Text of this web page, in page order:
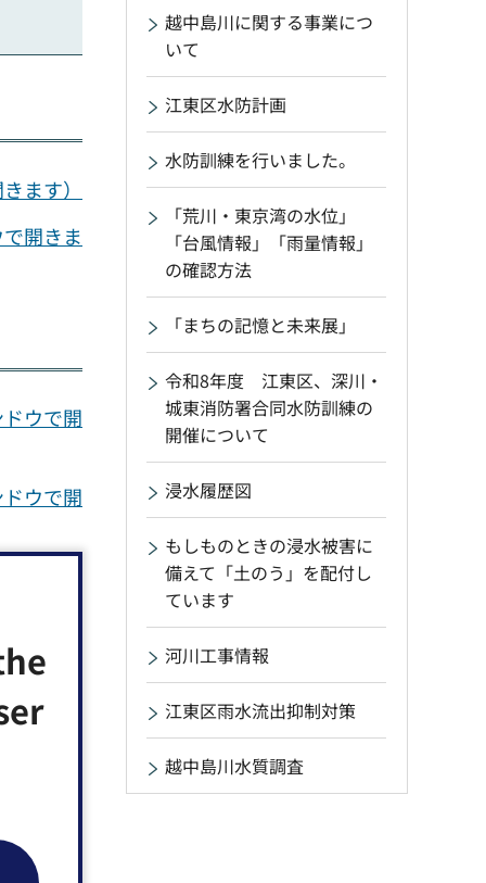
ます）
開きま
ウで開
ウで開
越中島川に関する事業につ
いて
江東区水防計画
水防訓練を行いました。
「荒川・東京湾の水位」
「台風情報」「雨量情報」
の確認方法
「まちの記憶と未来展」
令和8年度 江東区、深川・
城東消防署合同水防訓練の
開催について
浸水履歴図
もしものときの浸水被害に
備えて「土のう」を配付し
ています
河川工事情報
江東区雨水流出抑制対策
越中島川水質調査